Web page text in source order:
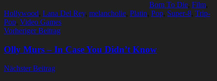
Born To Die, Film,
Hollywood, Lana Del Rey, melancholie, Platin, Pop, Super-8, Trip-
Pop, Video Games
Beitragsnavigation
Vorheriger Beitrag
Olly Murs – In Case You Didn’t Know
Nächster Beitrag